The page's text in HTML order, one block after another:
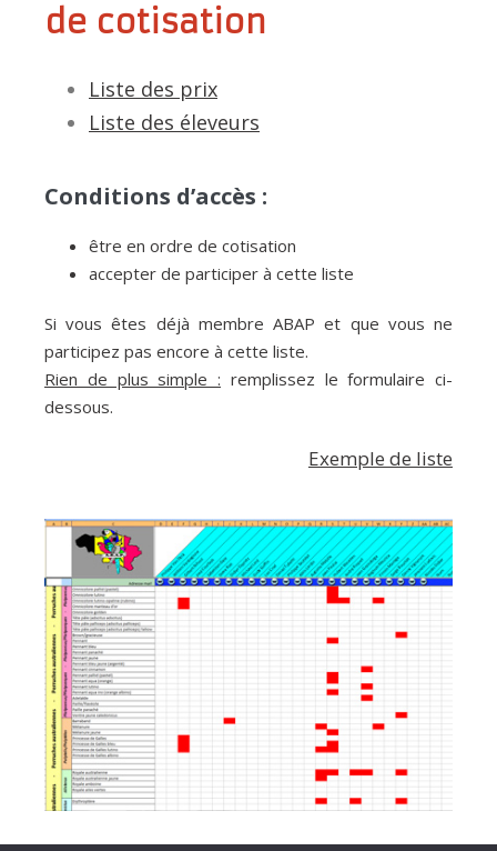
de cotisation
Liste des prix
Liste des éleveurs
Conditions d’accès :
être en ordre de cotisation
accepter de participer à cette liste
Si vous êtes déjà membre ABAP et que vous ne
participez pas encore à cette liste.
Rien de plus simple : remplissez le formulaire ci-
dessous.
Exemple de liste